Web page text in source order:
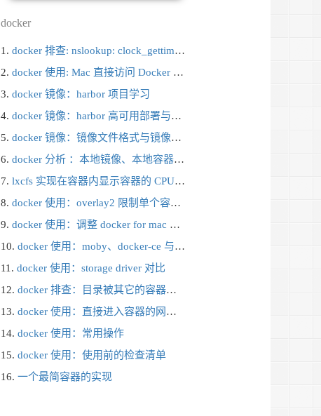
docker
docker 排查: nslookup: clock_gettime(MONOTONIC) failed
docker 使用: Mac 直接访问 Docker 容器的地址，虚拟机内 vpn 接入
docker 镜像：harbor 项目学习
docker 镜像：harbor 高可用部署与版本升级
docker 镜像：镜像文件格式与镜像仓库
docker 分析 ：本地镜像、本地容器的文件存储方式
lxcfs 实现在容器内显示容器的 CPU、内存状态
docker 使用：overlay2 限制单个容器可用存储空间
docker 使用：调整 docker for mac 的磁盘大小
docker 使用：moby、docker-ce 与 docker-ee 的关系
docker 使用：storage driver 对比
docker 排查：目录被其它的容器挂载使用，导致已经退出的容器无法被删除
docker 使用：直接进入容器的网络空间
docker 使用：常用操作
docker 使用：使用前的检查清单
一个最简容器的实现